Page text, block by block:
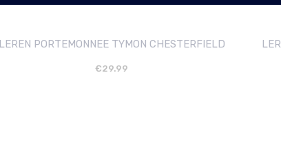
LEREN PORTEMONNEE TYMON CHESTERFIELD
€29.99